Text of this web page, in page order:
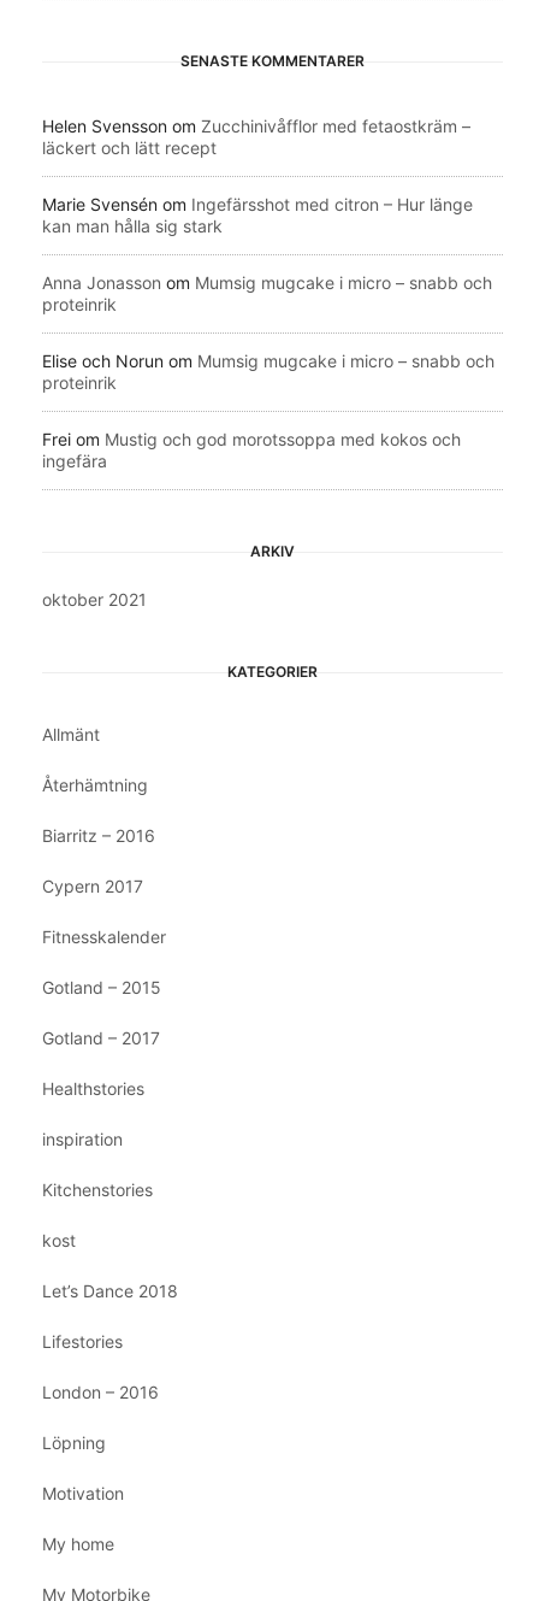
SENASTE KOMMENTARER
Helen Svensson om Zucchinivåfflor med fetaostkräm –
läckert och lätt recept
Marie Svensén om Ingefärsshot med citron – Hur länge
kan man hålla sig stark
Anna Jonasson om Mumsig mugcake i micro – snabb och
proteinrik
Elise och Norun om Mumsig mugcake i micro – snabb och
proteinrik
Frei om Mustig och god morotssoppa med kokos och
ingefära
ARKIV
oktober 2021
KATEGORIER
Allmänt
Återhämtning
Biarritz – 2016
Cypern 2017
Fitnesskalender
Gotland – 2015
Gotland – 2017
Healthstories
inspiration
Kitchenstories
kost
Let’s Dance 2018
Lifestories
London – 2016
Löpning
Motivation
My home
My Motorbike